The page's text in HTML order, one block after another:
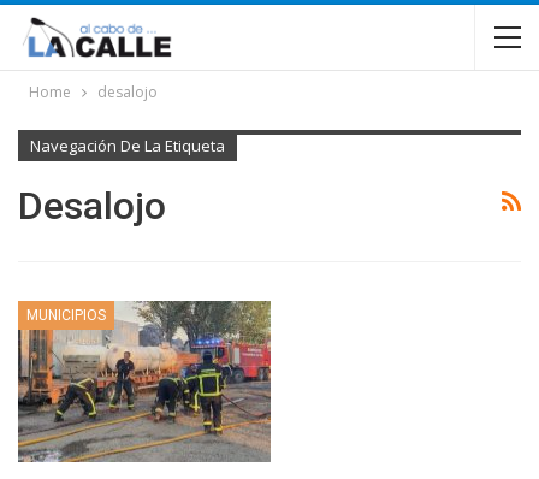
Home desalojo
Navegación De La Etiqueta
Desalojo
MUNICIPIOS